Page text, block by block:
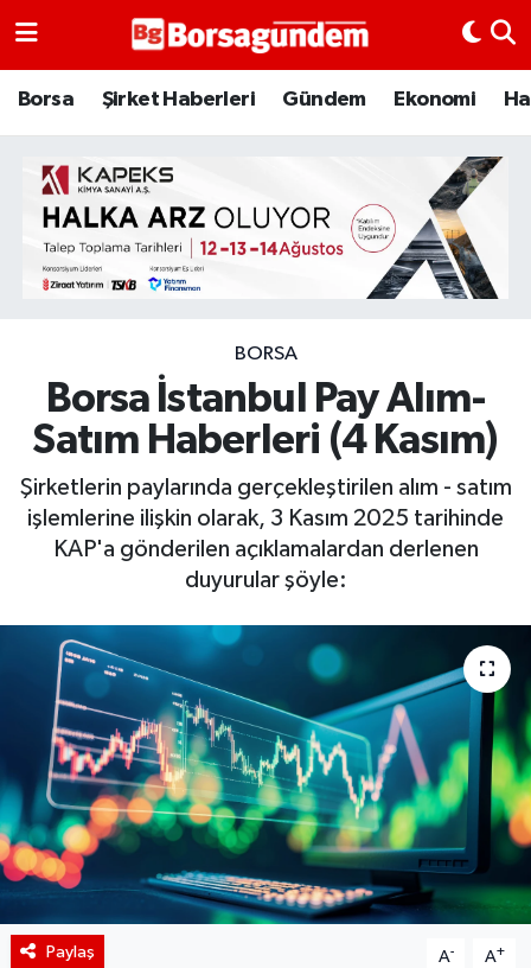
Borsa Şirket Haberleri Gündem Ekonomi
BORSA
Borsa İstanbul Pay Alım-
Satım Haberleri (4 Kasım)
Şirketlerin paylarında gerçekleştirilen alım - satım
işlemlerine ilişkin olarak, 3 Kasım 2025 tarihinde
KAP'a gönderilen açıklamalardan derlenen
duyurular şöyle:
Paylaş A- A+
Borsa
Emtia
Galeri
Bitcoin
Şirket Haberleri
Borsa Gundem
BIST 100 Isı Haritası
Coin Isı Haritası
Ekonomik Takvim
Kiripto Para Piyasası
Gizlilik Sözleşmesi
Hakkımızda
İletişim